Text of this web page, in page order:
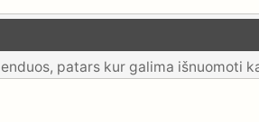
patars kur galima išnuomoti